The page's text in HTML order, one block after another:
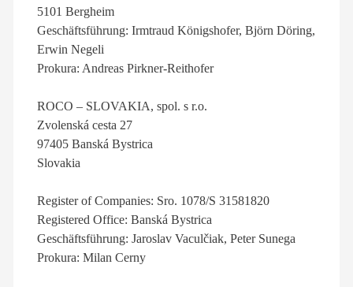
5101 Bergheim
Geschäftsführung: Irmtraud Königshofer, Björn Döring,
Erwin Negeli
Prokura: Andreas Pirkner-Reithofer
ROCO – SLOVAKIA, spol. s r.o.
Zvolenská cesta 27
97405 Banská Bystrica
Slovakia
Register of Companies: Sro. 1078/S 31581820
Registered Office: Banská Bystrica
Geschäftsführung: Jaroslav Vaculčiak, Peter Sunega
Prokura: Milan Cerny